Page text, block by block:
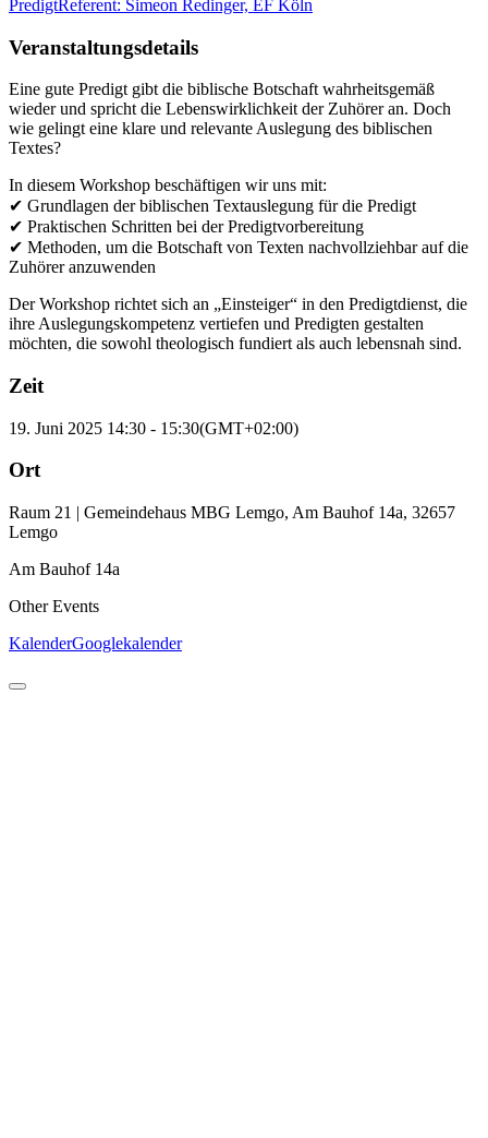
PredigtReferent: Simeon Redinger, EF Köln
Veranstaltungsdetails
Eine gute Predigt gibt die biblische Botschaft wahrheitsgemäß
wieder und spricht die Lebenswirklichkeit der Zuhörer an. Doch
wie gelingt eine klare und relevante Auslegung des biblischen
Textes?
In diesem Workshop beschäftigen wir uns mit:
✔ Grundlagen der biblischen Textauslegung für die Predigt
✔ Praktischen Schritten bei der Predigtvorbereitung
✔ Methoden, um die Botschaft von Texten nachvollziehbar auf die
Zuhörer anzuwenden
Der Workshop richtet sich an „Einsteiger“ in den Predigtdienst, die
ihre Auslegungskompetenz vertiefen und Predigten gestalten
möchten, die sowohl theologisch fundiert als auch lebensnah sind.
Zeit
19. Juni 2025 14:30 - 15:30(GMT+02:00)
Ort
Raum 21 | Gemeindehaus MBG Lemgo, Am Bauhof 14a, 32657
Lemgo
Am Bauhof 14a
Other Events
KalenderGooglekalender